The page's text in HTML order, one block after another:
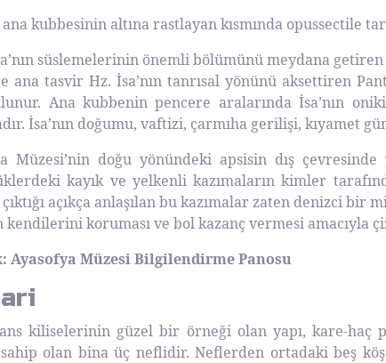
ana kubbesinin altına rastlayan kısmında opussectile
süslemelerinin önemli bölümünü meydana getiren
ana tasvir Hz. İsa’nın tanrısal yönünü aksettiren
Ana kubbenin pencere aralarında İsa’nın
İsa’nın doğumu, vaftizi, çarmıha gerilişi, kıyamet
Müzesi’nin doğu yönündeki apsisin dış
kayık ve yelkenli kazımaların kimler
açıkça anlaşılan bu kazımalar zaten denizci bir
kendilerini koruması ve bol kazanç vermesi
Ayasofya Müzesi Bilgilendirme Panosu
kiliselerinin güzel bir örneği olan yapı, kare-
olan bina üç neflidir. Neflerden ortadaki beş